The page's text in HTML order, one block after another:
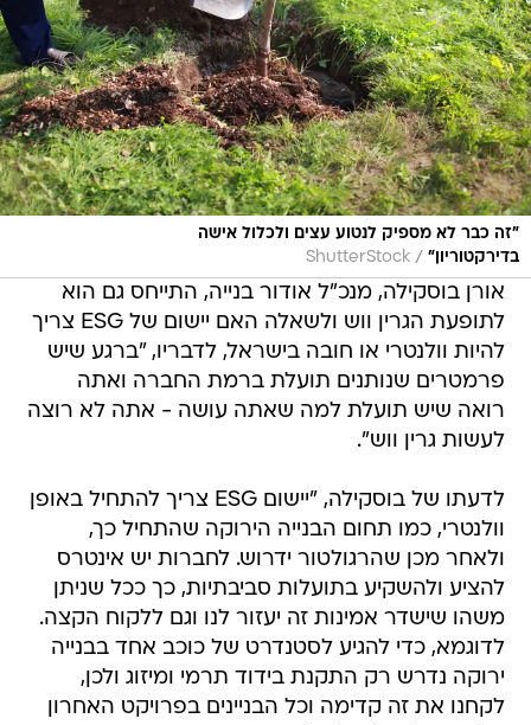
"זה כבר לא מספיק לנטוע עצים ולכלול אישה
בדירקטוריון" /
ShutterStock
אורן בוסקילה, מנכ"ל אודור בנייה, התייחס גם הוא
לתופעת הגרין ווש ולשאלה האם יישום של ESG צריך
להיות וולנטרי או חובה בישראל, לדבריו, "ברגע שיש
פרמטרים שנותנים תועלת ברמת החברה ואתה
רואה שיש תועלת למה שאתה עושה - אתה לא רוצה
לעשות גרין ווש".
לדעתו של בוסקילה, "יישום ESG צריך להתחיל באופן
וולנטרי, כמו תחום הבנייה הירוקה שהתחיל כך,
ולאחר מכן שהרגולטור ידרוש. לחברות יש אינטרס
להציע ולהשקיע בתועלות סביבתיות, כך ככל שניתן
משהו שישדר אמינות זה יעזור לנו וגם ללקוח הקצה.
לדוגמא, כדי להגיע לסטנדרט של כוכב אחד בבנייה
ירוקה נדרש רק התקנת בידוד תרמי ומיזוג ולכן,
לקחנו את זה קדימה וכל הבניינים בפרויקט האחרון